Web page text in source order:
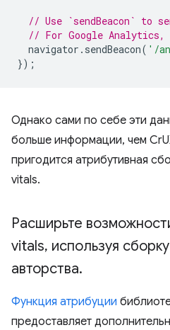
// Use `sendBeacon` to
// For Google Analytics,
navigator . sendBeacon( '/
});
Однако сами по себе эти
больше информации, чем
пригодится атрибутивная
vitals.
Расширьте
vitals, используя
авторства.
Функция атрибуции
предоставляет